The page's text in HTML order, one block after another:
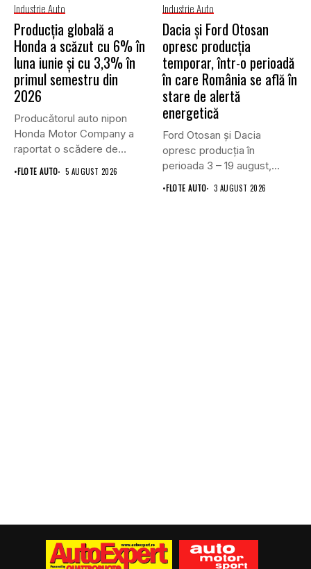
Industrie Auto
Producția globală a
Honda a scăzut cu 6% în
luna iunie și cu 3,3% în
primul semestru din
2026
Producătorul auto nipon
Honda Motor Company a
raportat o scădere de
6,1%...
•FLOTE AUTO 5 AUGUST 2026
Industrie Auto
Dacia și Ford Otosan
opresc producția
temporar, într-o perioadă
în care România se află în
stare de alertă
energetică
Ford Otosan și Dacia
opresc producția în
perioada 3 – 19 august,...
•FLOTE AUTO 3 AUGUST 2026